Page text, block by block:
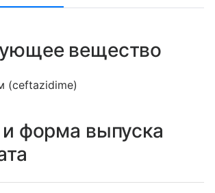
вещество
(ceftazidime)
форма выпуска